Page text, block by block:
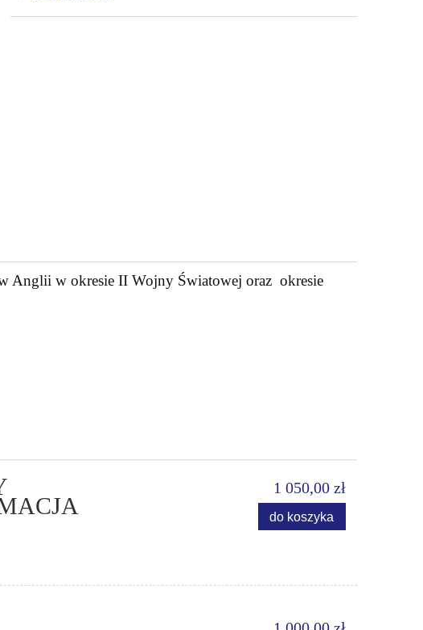
w okresie II Wojny Światowej oraz okresie
1 050,00 zł
do koszyka